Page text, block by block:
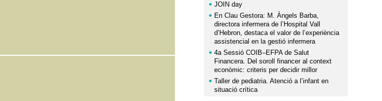
JOIN day
En Clau Gestora: M. Àngels Barba,
directora infermera de l’Hospital Vall
d’Hebron, destaca el valor de l’experiència
assistencial en la gestió infermera
4a Sessió COIB–EFPA de Salut
Financera. Del soroll financer al context
econòmic: criteris per decidir millor
Taller de pediatria. Atenció a l’infant en
situació crítica